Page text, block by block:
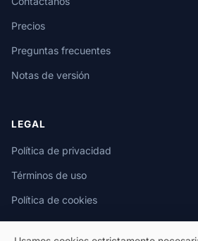
Precios
Preguntas frecuentes
Notas de versión
LEGAL
Política de privacidad
Términos de uso
Política de cookies